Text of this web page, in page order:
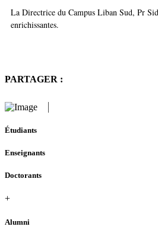
La Directrice du Campus Liban Sud, Pr
enrichissantes.
PARTAGER :
Étudiants
Enseignants
Doctorants
+
Alumni